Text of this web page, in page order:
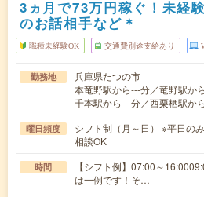
3ヵ月で73万円稼ぐ！未経
のお話相手など＊
職種未経験OK 交通費別途支給あり
勤務地
兵庫県たつの市
本竜野駅から---分／竜野駅か
千本駅から---分／西栗栖駅か
曜日頻度
シフト制（月～日） ※平日の
相談OK
時間
【シフト例】07:00～
は一例です！そ…